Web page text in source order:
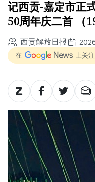
记西贡-嘉定市正
50周年庆二首 （
西贡解放日报
在 上关